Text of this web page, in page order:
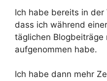
Ich habe bereits in der
dass ich während
täglichen Blogbeiträge
aufgenommen habe.
Ich habe dann mehr